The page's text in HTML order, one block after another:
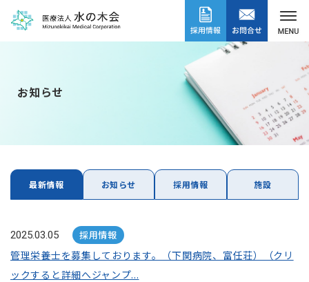
お知らせ
最新情報 お知らせ 採用情報 施設
2025.03.05 採用情報
管理栄養士を募集しております。（下関病院、富任荘）（クリ
ックすると詳細へジャンプ...